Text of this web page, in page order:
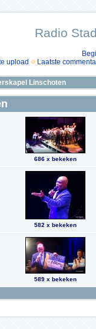
Radio
upload Laatste
Linschoten
686 x bekeken
582 x bekeken
589 x bekeken